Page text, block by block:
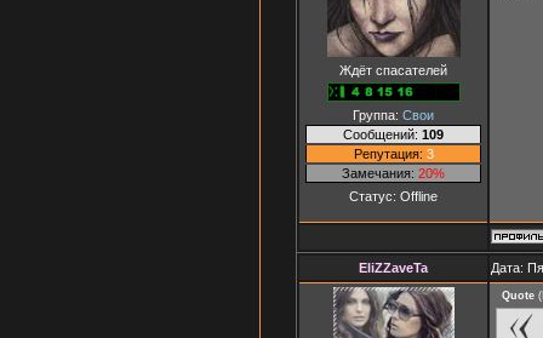
Ждёт спасателей
Группа: Свои
Сообщений: 109
Репутация: 3
Замечания: 20%
Статус: Offline
EliZZaveTa Дата:
Quote (